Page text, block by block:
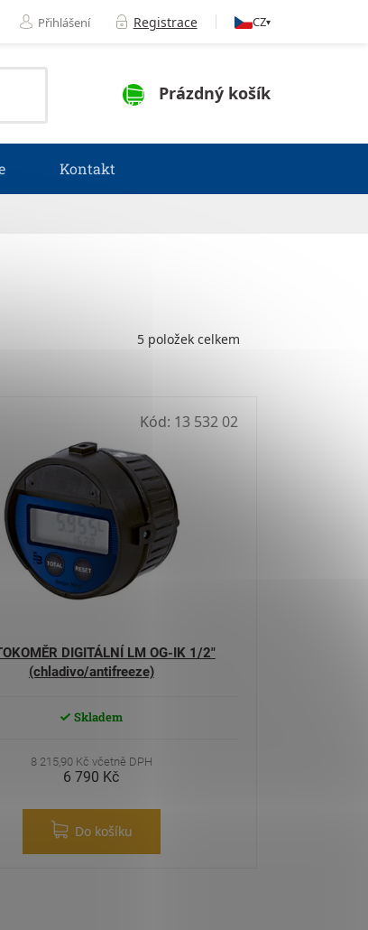
Přihlášení Registrace CZ▾
NÁKUPNÍ KOŠÍK
Prázdný košík
Kontakt
5 položek celkem
DIGITÁLNÍ LM OG-IK 1/2"
(chladivo/antifreeze)
Skladem
8 215,90 Kč včetně DPH
6 790 Kč
Do košíku
Kód: 13 532 02